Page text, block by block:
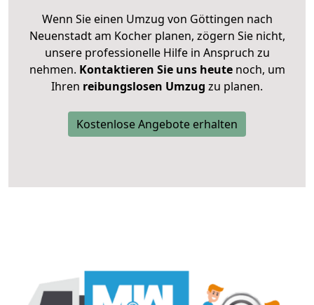
Wenn Sie einen Umzug von Göttingen nach
Neuenstadt am Kocher planen, zögern Sie nicht,
unsere professionelle Hilfe in Anspruch zu
nehmen. Kontaktieren Sie uns heutenoch, um
Ihren reibungslosen Umzug zu planen.
Kostenlose Angebote erhalten